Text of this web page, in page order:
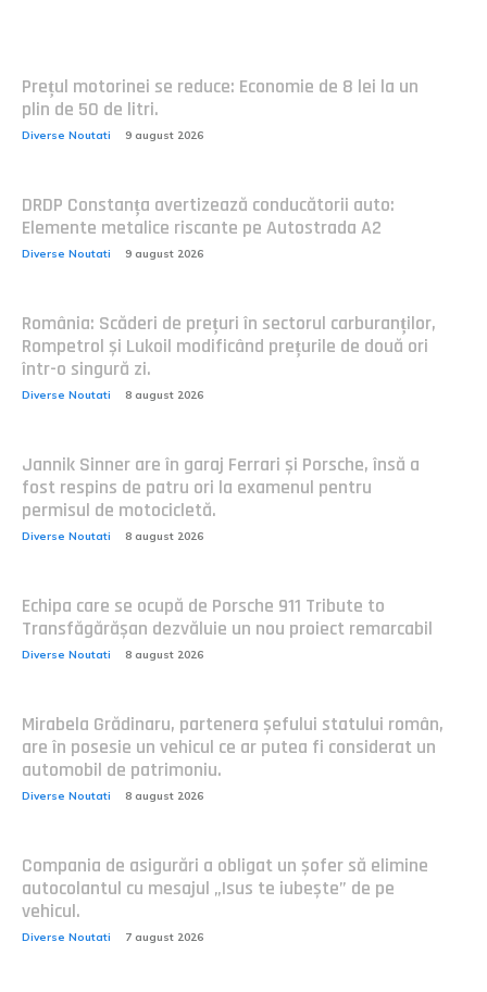
Prețul motorinei se reduce: Economie de 8 lei la un
plin de 50 de litri.
Diverse Noutati 9 august 2026
DRDP Constanța avertizează conducătorii auto:
Elemente metalice riscante pe Autostrada A2
Diverse Noutati 9 august 2026
România: Scăderi de prețuri în sectorul carburanților,
Rompetrol și Lukoil modificând prețurile de două ori
într-o singură zi.
Diverse Noutati 8 august 2026
Jannik Sinner are în garaj Ferrari și Porsche, însă a
fost respins de patru ori la examenul pentru
permisul de motocicletă.
Diverse Noutati 8 august 2026
Echipa care se ocupă de Porsche 911 Tribute to
Transfăgărășan dezvăluie un nou proiect remarcabil
Diverse Noutati 8 august 2026
Mirabela Grădinaru, partenera șefului statului român,
are în posesie un vehicul ce ar putea fi considerat un
automobil de patrimoniu.
Diverse Noutati 8 august 2026
Compania de asigurări a obligat un șofer să elimine
autocolantul cu mesajul „Isus te iubește” de pe
vehicul.
Diverse Noutati 7 august 2026